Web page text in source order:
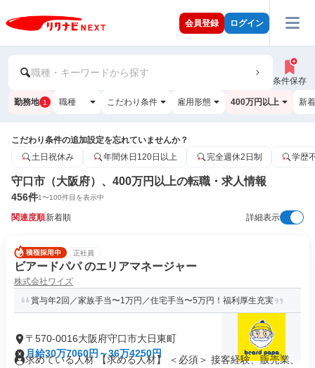
会員登録 ログイン
職種・キーワードから探す
条件保存
勤務地 1 職種 こだわり条件 雇用形態 400万円以上 新
こだわり条件の追加設定を忘れていませんか？
土日祝休み
年間休日120日以上 完全週休2日制 学歴
守口市（大阪府）、400万円以上の転職・求人情報
456件1〜100件目を表示中
関連度順新着順 詳細表示
正社員
ビアードパパ のエリアマネージャー
株式会社ワイズ
賞与年2回／家族手当〜1万円／住宅手当〜5万円！福利厚生充実
〒570-0016大阪府守口市大日東町
月給30万7060円～36万4250円
求めている人材 【求める人材】 ＜必須＞ 接客経験、販売業、